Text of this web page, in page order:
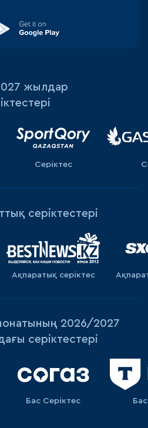
жылдар
Серіктес
серіктестері
Ақпаратық серiктес
2026/2027
серіктестері
Бас Серіктес